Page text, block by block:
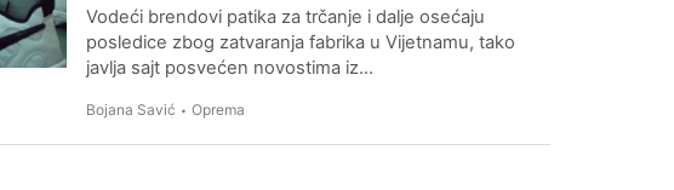
Vodeći brendovi patika za trčanje i dalje osećaju
posledice zbog zatvaranja fabrika u Vijetnamu, tako
javlja sajt posvećen novostima iz…
Bojana Savić Oprema